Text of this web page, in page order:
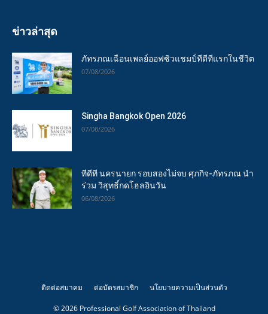
ข่าวล่าสุด
ภัทรภณเฉือนเพลย์ออฟซิวแชมป์ทีดีทีแรกในชีวิต
07/08/2026
Singha Bangkok Open 2026
07/08/2026
ทีดีที นครนายก รอบสองไม่จบ ศุภกิจ-ภัทรภณ นำ
ร่วม วิสุทธิ์กดโฮลอินวัน
06/08/2026
ติดต่อสมาคม ต่อบัตรสมาชิก นโยบายความเป็นส่วนตัว
© 2026 Professional Golf Association of Thailand